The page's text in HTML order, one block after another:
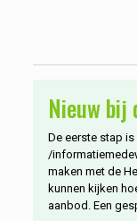
Nieuw bij
De eerste stap
/
maken met de
kunnen kijken
aanbod. Een